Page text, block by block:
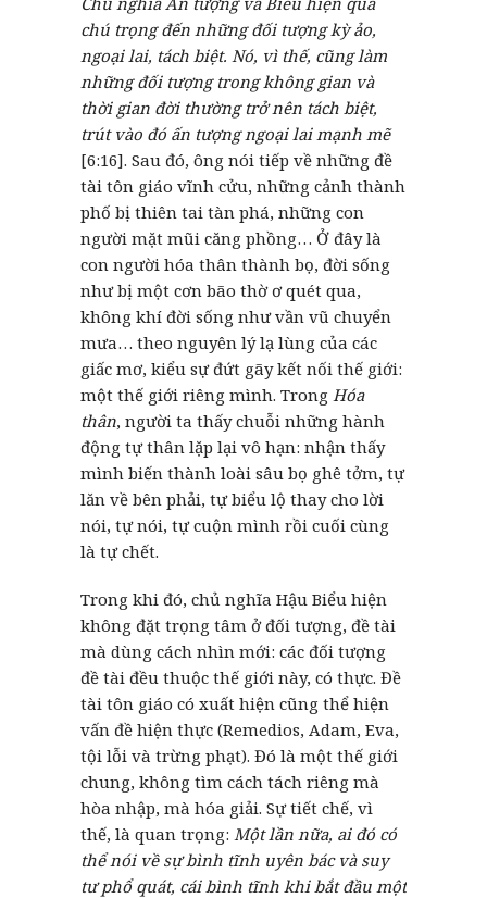
chú trọng đến những đối tượng kỳ ảo,
ngoại lai, tách biệt. Nó, vì thế, cũng làm
những đối tượng trong không gian và
thời gian đời thường trở nên tách biệt,
trút vào đó ấn tượng ngoại lai mạnh mẽ
[6:16]. Sau đó, ông nói tiếp về những đề
tài tôn giáo vĩnh cửu, những cảnh thành
phố bị thiên tai tàn phá, những con
người mặt mũi căng phồng… Ở đây là
con người hóa thân thành bọ, đời sống
như bị một cơn bão thờ ơ quét qua,
không khí đời sống như vần vũ chuyển
mưa… theo nguyên lý lạ lùng của các
giấc mơ, kiểu sự đứt gãy kết nối thế giới:
một thế giới riêng mình. Trong Hóa
thân, người ta thấy chuỗi những hành
động tự thân lặp lại vô hạn: nhận thấy
mình biến thành loài sâu bọ ghê tởm, tự
lăn về bên phải, tự biểu lộ thay cho lời
nói, tự nói, tự cuộn mình rồi cuối cùng
là tự chết.
Trong khi đó, chủ nghĩa Hậu Biểu hiện
không đặt trọng tâm ở đối tượng, đề tài
mà dùng cách nhìn mới: các đối tượng
đề tài đều thuộc thế giới này, có thực. Đề
tài tôn giáo có xuất hiện cũng thể hiện
vấn đề hiện thực (Remedios, Adam, Eva,
tội lỗi và trừng phạt). Đó là một thế giới
chung, không tìm cách tách riêng mà
hòa nhập, mà hóa giải. Sự tiết chế, vì
thế, là quan trọng: Một lần nữa, ai đó có
thể nói về sự bình tĩnh uyên bác và suy
tư phổ quát, cái bình tĩnh khi bắt đầu một